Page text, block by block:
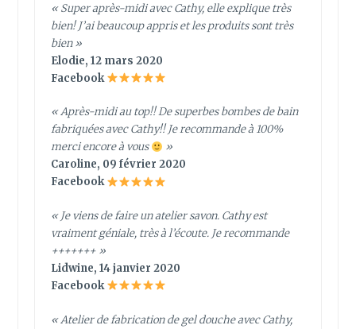
« Super après-midi avec Cathy, elle explique très
bien! J’ai beaucoup appris et les produits sont très
bien »
Elodie, 12 mars 2020
Facebook
« Après-midi au top!! De superbes bombes de bain
fabriquées avec Cathy!! Je recommande à 100%
merci encore à vous
»
Caroline, 09 février 2020
Facebook
« Je viens de faire un atelier savon. Cathy est
vraiment géniale, très à l’écoute. Je recommande
+++++++ »
Lidwine, 14 janvier 2020
Facebook
« Atelier de fabrication de gel douche avec Cathy,